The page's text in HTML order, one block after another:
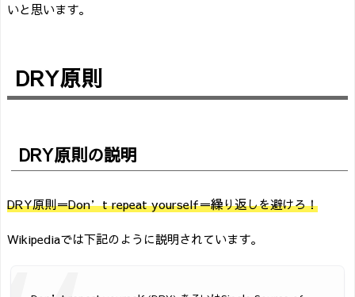
いと思います。
DRY原則
DRY原則の説明
DRY原則＝Don’t repeat yourself＝繰り返しを避けろ！
Wikipediaでは下記のように説明されています。